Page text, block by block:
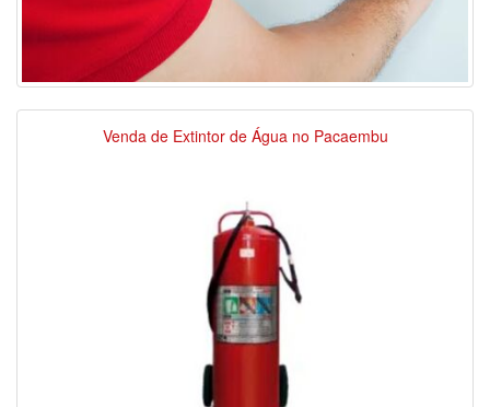
Venda de Extintor de Água no Pacaembu